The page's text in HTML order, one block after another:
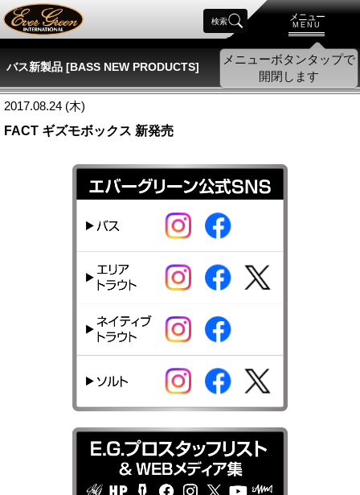
メニュー
MENU
メニューボタンタップで
開閉します
検索
バス新製品 [BASS NEW PRODUCTS]
2017.08.24 (木)
FACT ギズモボックス 新発売